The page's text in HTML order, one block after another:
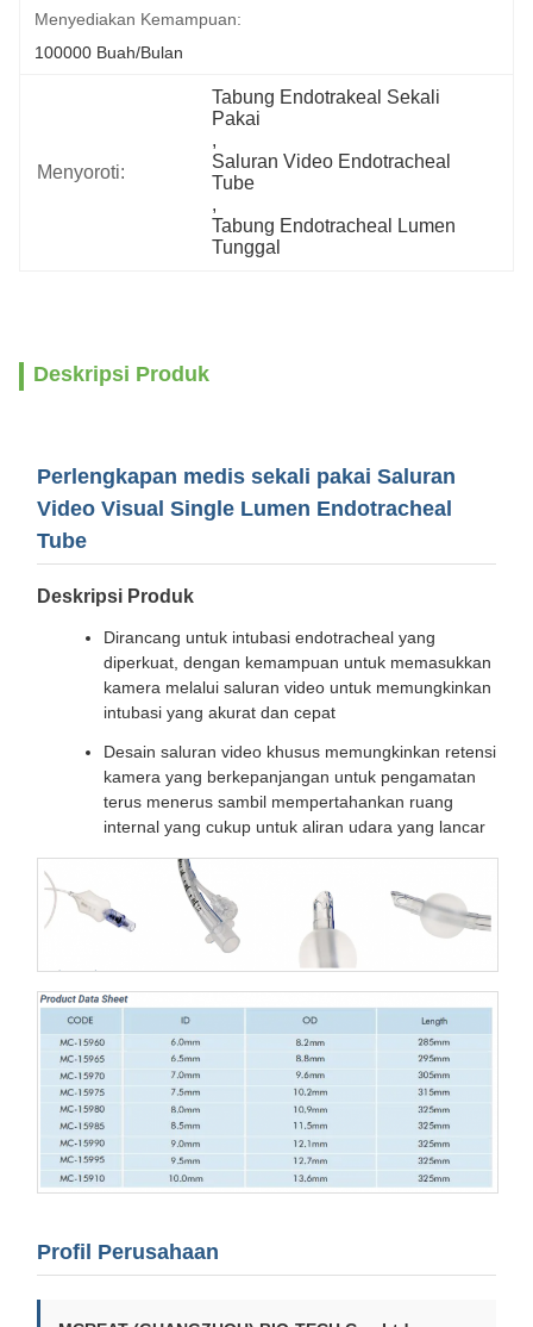
Menyediakan Kemampuan:
100000 Buah/bulan
Menyoroti:
Tabung Endotrakeal Sekali
Pakai
,
Saluran Video Endotracheal
Tube
,
Tabung Endotracheal Lumen
Tunggal
Deskripsi Produk
Perlengkapan medis sekali pakai Saluran
Video Visual Single Lumen Endotracheal
Tube
Deskripsi Produk
Dirancang untuk intubasi endotracheal yang
diperkuat, dengan kemampuan untuk memasukkan
kamera melalui saluran video untuk memungkinkan
intubasi yang akurat dan cepat
Desain saluran video khusus memungkinkan retensi
kamera yang berkepanjangan untuk pengamatan
terus menerus sambil mempertahankan ruang
internal yang cukup untuk aliran udara yang lancar
Profil Perusahaan